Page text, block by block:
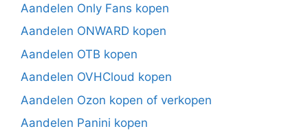
Aandelen Only Fans kopen
Aandelen ONWARD kopen
Aandelen OTB kopen
Aandelen OVHCloud kopen
Aandelen Ozon kopen of verkopen
Aandelen Panini kopen